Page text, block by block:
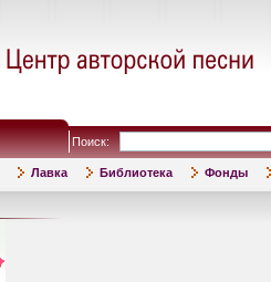
Поиск:
Лавка Библиотека Фонды